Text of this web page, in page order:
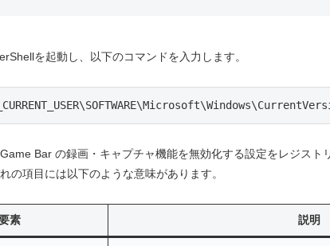
を起動し、以下のコマンドを入力します。
Bar の録画・キャプチャ機能を無効化する設定をレジスト
の項目には以下のような意味があります。
素 説明